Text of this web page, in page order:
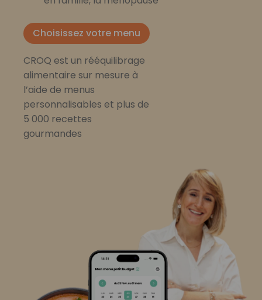
Choisissez votre menu
CROQ est un rééquilibrage
alimentaire sur mesure à
l’aide de menus
personnalisables et plus de
5 000 recettes
gourmandes